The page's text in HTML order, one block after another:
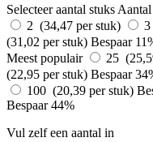
Selecteer aantal stuks
2 (34,47 per stuk)
3
(31,02 per stuk) Bespaar
Meest populair
25
(22,95 per stuk) Bespaar
100 (20,39 per stuk)
Bespaar 44%
Vul zelf een aantal in